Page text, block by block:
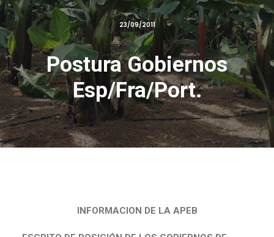
23/09/2011
Postura Gobiernos
Esp/Fra/Port.
INFORMACION DE LA APEB